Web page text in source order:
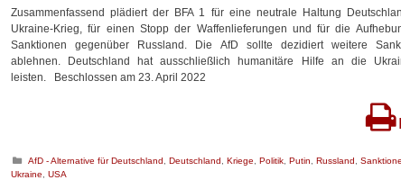
Zusammenfassend plädiert der BFA 1 für eine neutrale Haltung
Ukraine-Krieg, für einen Stopp der Waffenlieferungen und für die
Sanktionen gegenüber Russland. Die AfD sollte dezidiert weitere
ablehnen. Deutschland hat ausschließlich humanitäre Hilfe an die
leisten. Beschlossen am 23. April 2022
K
a
AfD - Alternative für Deutschland , Deutschland , Kriege, Politik, Putin, Russland ,
Ukraine, USA